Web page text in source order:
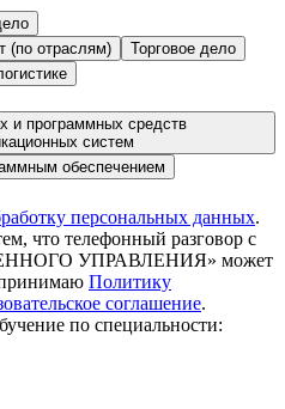
(по отраслям)
Торговое дело
средств
систем
обеспечением
персональных данных.
что телефонный разговор с
УПРАВЛЕНИЯ» может
Политику
соглашение.
по специальности: